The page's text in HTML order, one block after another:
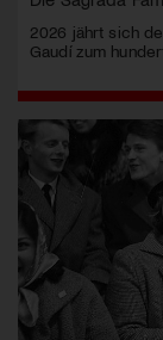
2026 jährt sich
Gaudí zum